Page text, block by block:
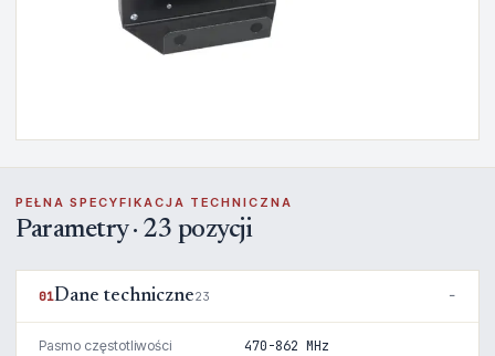
PEŁNA SPECYFIKACJA TECHNICZNA
Parametry · 23 pozycji
01Dane techniczne23
Pasmo częstotliwości 470-862 MHz